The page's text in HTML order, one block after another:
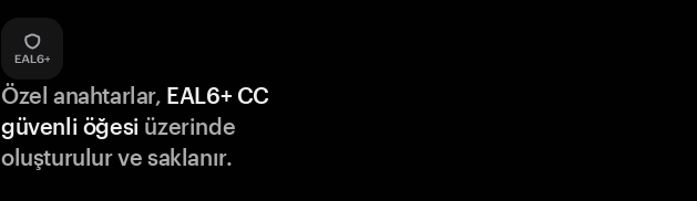
Özel anahtarlar, EAL6+ CC
güvenli öğesi üzerinde
oluşturulur ve saklanır.